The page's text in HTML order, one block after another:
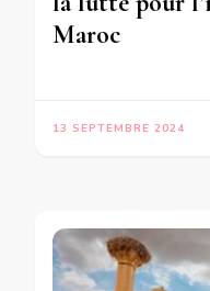
Maroc
13 SEPTEMBRE 2024